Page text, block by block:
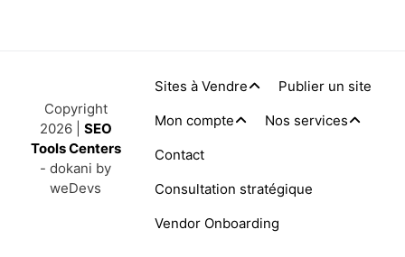
Copyright
2026 | SEO
Tools Centers
- dokani by
weDevs
Sites à Vendre
Publier un site
Mon compte
Nos services
Contact
Consultation stratégique
Vendor Onboarding